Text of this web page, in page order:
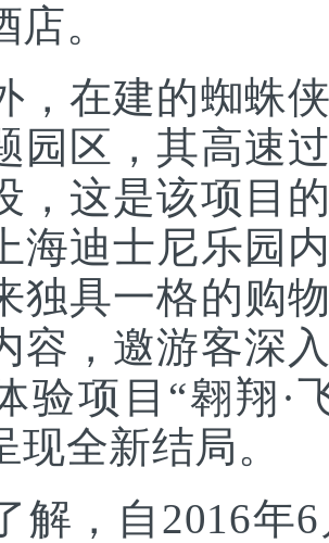
。
在建的蜘蛛侠
园区，其高速
，这是该项目
海迪士尼乐园
独具一格的购
容，邀游客深
验项目“翱翔·
现全新结局。
，自2016年6